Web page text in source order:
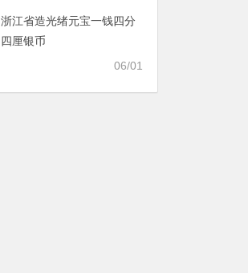
浙江省造光绪元宝一钱四分
四厘银币
06/01